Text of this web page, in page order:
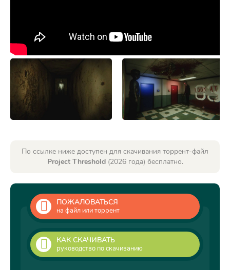
По ссылке ниже доступен для скачивания торрент-файл
Project Threshold(2026 года) бесплатно.
ПОЖАЛОВАТЬСЯ
на файл или торрент
КАК СКАЧИВАТЬ
руководство по скачиванию